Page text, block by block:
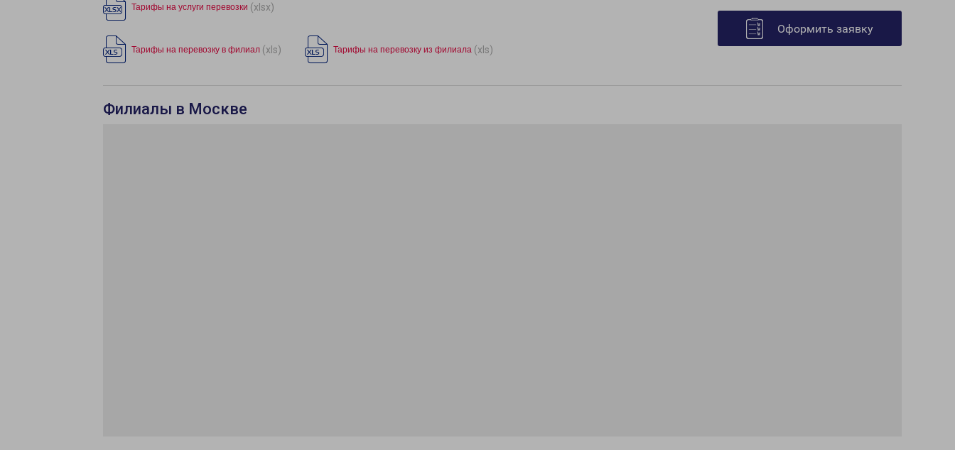
Тарифы на услуги перевозки (xlsx)
Тарифы на перевозку в филиал (xls) Тарифы на перевозку из филиала (xls)
Оформить заявку
Филиалы в Москве